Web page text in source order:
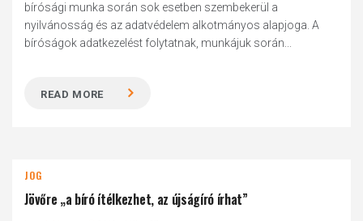
bírósági munka során sok esetben szembekerül a
nyilvánosság és az adatvédelem alkotmányos alapjoga. A
bíróságok adatkezelést folytatnak, munkájuk során...
READ MORE
JOG
Jövőre „a bíró ítélkezhet, az újságíró írhat”